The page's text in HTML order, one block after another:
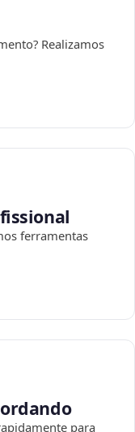
Realizamos
ferramentas
para